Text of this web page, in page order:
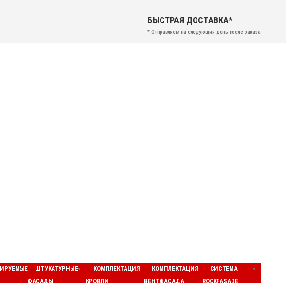
БЫСТРАЯ ДОСТАВКА*
* Отправляем на следующий день после заказа
ШТУКАТУРНЫЕ
ФАСАДЫ
КОМПЛЕКТАЦИЯ
КРОВЛИ
КОМПЛЕКТАЦИЯ
ВЕНТФАСАДА
СИСТЕМА
ROCKFASADE